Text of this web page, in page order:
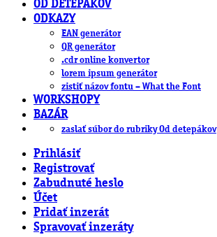
OD DETEPÁKOV
ODKAZY
EAN generátor
QR generátor
.cdr online konvertor
lorem ipsum generátor
zistiť názov fontu – What the Font
WORKSHOPY
BAZÁR
zaslať súbor do rubriky Od detepákov
Prihlásiť
Registrovať
Zabudnuté heslo
Účet
Pridať inzerát
Spravovať inzeráty